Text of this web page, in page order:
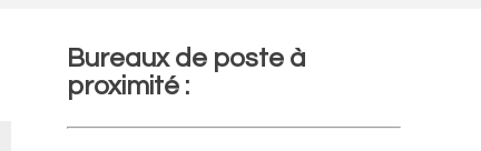
Bureaux de poste à
proximité :